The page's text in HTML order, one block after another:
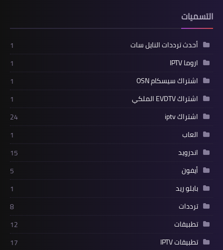
التسميات
أحدث ترددات النايل سات
1
اروما IPTV
1
اشتراك سيسكام OSN
1
اشتراك EVDTV الملكي
1
اشتراك iptv
24
العاب
1
اندرويد
15
أيفون
5
بابلو ريد
1
ترددات
8
تطبيقات
12
تطبيقات IPTV
17